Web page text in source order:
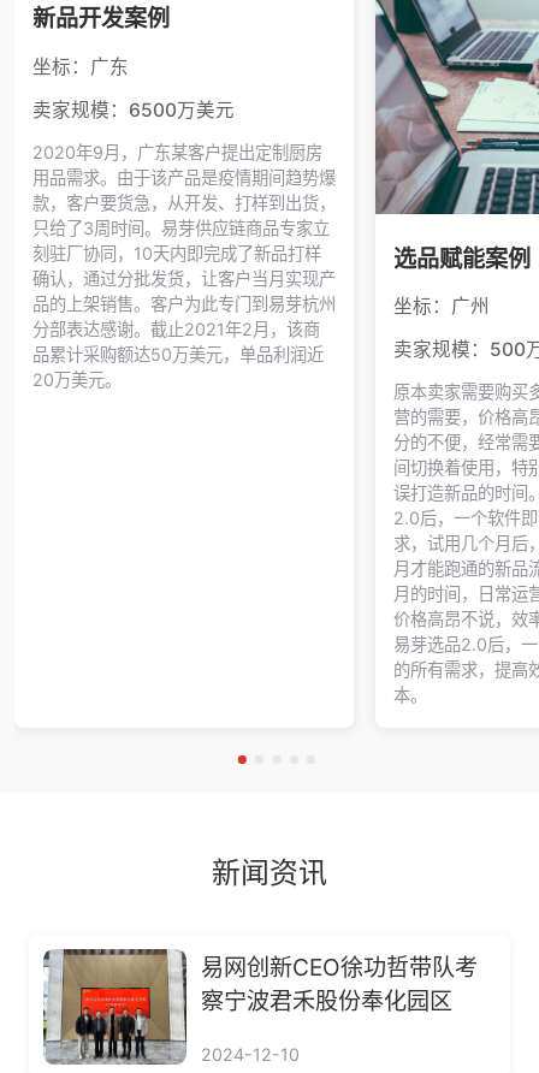
新品开发案例
坐标：广东
卖家规模：6500万美元
2020年9月，广东某客户提出定制厨房
用品需求。由于该产品是疫情期间趋势爆
款，客户要货急，从开发、打样到出货，
只给了3周时间。易芽供应链商品专家立
刻驻厂协同，10天内即完成了新品打样
确认，通过分批发货，让客户当月实现产
品的上架销售。客户为此专门到易芽杭州
分部表达感谢。截止2021年2月，该商
品累计采购额达50万美元，单品利润近
20万美元。
选品赋能案例
坐标：广州
卖家规模：500
原本卖家需要购买
营的需要，价格高
分的不便，经常需
间切换着使用，特
误打造新品的时间
2.0后，一个软件
求，试用几个月后
月才能跑通的新品
月的时间，日常运
价格高昂不说，效
易芽选品2.0后，
的所有需求，提高
本。
新闻资讯
易网创新CEO徐功哲带队考
察宁波君禾股份奉化园区
2024-12-10